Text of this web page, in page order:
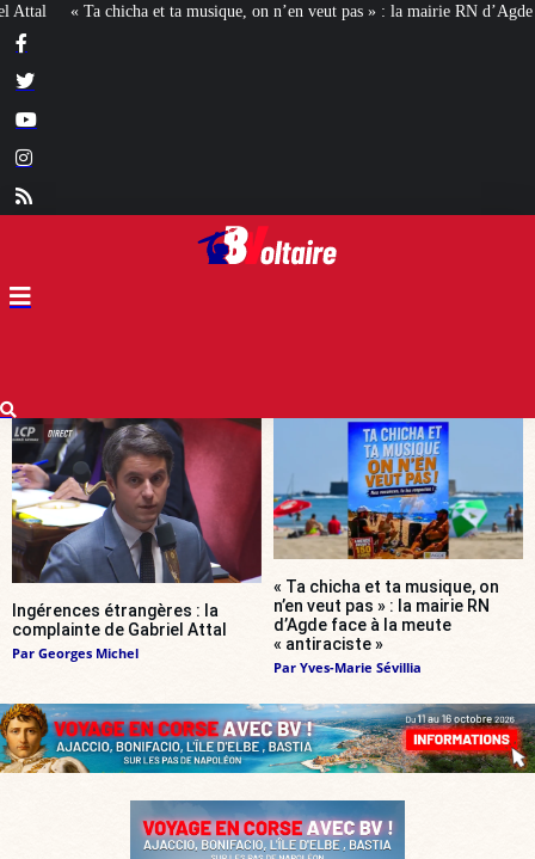
n’en veut pas » : la mairie RN d’Agde face à la meute « antiraciste » La
Ingérences étrangères : la
complainte de Gabriel Attal
Par Georges Michel
« Ta chicha et ta musique, on
n’en veut pas » : la mairie RN
d’Agde face à la meute
« antiraciste »
Par Yves-Marie Sévillia